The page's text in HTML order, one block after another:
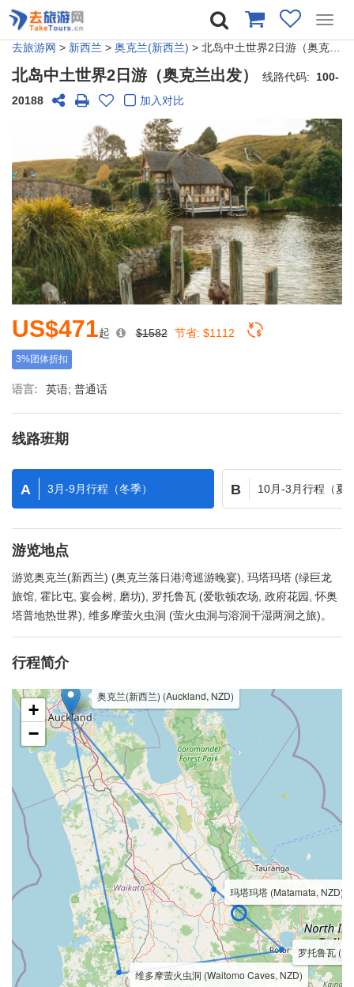
去旅游网 > 新西兰 > 奥克兰(新西兰) > 北岛中土世界2日游（奥克兰出发）
北岛中土世界2日游（奥克兰出发） 线路代码: 100-
20188
加入对比
US$471起 $1582 节省: $1112
3%团体折扣
语言: 英语; 普通话
线路班期
A 3月-9月行程（冬季） B 10月-3月行程（夏
游览地点
游览奥克兰(新西兰) (奥克兰落日港湾巡游晚宴), 玛塔玛塔 (绿巨龙
旅馆, 霍比屯, 宴会树, 磨坊), 罗托鲁瓦 (爱歌顿农场, 政府花园, 怀奥
塔普地热世界), 维多摩萤火虫洞 (萤火虫洞与溶洞干湿两洞之旅)。
行程简介
奥克兰(新西兰) (Auckland, NZD)
维多摩萤火虫洞 (Waitomo Caves, NZD)
罗托鲁瓦
玛塔玛塔 (Matamata, NZD)
+
−